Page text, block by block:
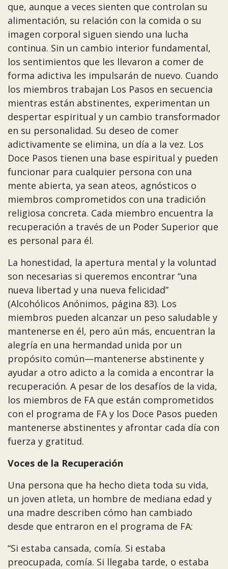
que, aunque a veces sienten que controlan su
alimentación, su relación con la comida o su
imagen corporal siguen siendo una lucha
continua. Sin un cambio interior fundamental,
los sentimientos que les llevaron a comer de
forma adictiva les impulsarán de nuevo. Cuando
los miembros trabajan Los Pasos en secuencia
mientras están abstinentes, experimentan un
despertar espiritual y un cambio transformador
en su personalidad. Su deseo de comer
adictivamente se elimina, un día a la vez. Los
Doce Pasos tienen una base espiritual y pueden
funcionar para cualquier persona con una
mente abierta, ya sean ateos, agnósticos o
miembros comprometidos con una tradición
religiosa concreta. Cada miembro encuentra la
recuperación a través de un Poder Superior que
es personal para él.
La honestidad, la apertura mental y la voluntad
son necesarias si queremos encontrar “una
nueva libertad y una nueva felicidad”
(Alcohólicos Anónimos, página 83). Los
miembros pueden alcanzar un peso saludable y
mantenerse en él, pero aún más, encuentran la
alegría en una hermandad unida por un
propósito común—mantenerse abstinente y
ayudar a otro adicto a la comida a encontrar la
recuperación. A pesar de los desafíos de la vida,
los miembros de FA que están comprometidos
con el programa de FA y los Doce Pasos pueden
mantenerse abstinentes y afrontar cada día con
fuerza y gratitud.
Voces de la Recuperación
Una persona que ha hecho dieta toda su vida,
un joven atleta, un hombre de mediana edad y
una madre describen cómo han cambiado
desde que entraron en el programa de FA:
“Si estaba cansada, comía. Si estaba
preocupada, comía. Si llegaba tarde, o estaba